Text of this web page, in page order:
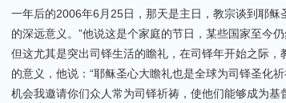
一年后的2006年6月25日，那天是主日，教宗谈到耶稣
的深远意义。”他说这是个家庭的节日，某些国家至今
但这尤其是突出司铎生活的瞻礼，在司铎年开始之际
的意义，他说：“耶稣圣心大瞻礼也是全球为司铎圣化
机会我邀请你们众人常为司铎祈祷，使他们能够成为基